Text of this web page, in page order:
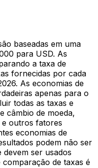
baseadas em uma
para USD. As
a taxa de
fornecidas por cada
As economias de
apenas para o
todas as taxas e
câmbio de moeda,
e outros fatores
economias de
podem não ser
devem ser usados
de taxas é